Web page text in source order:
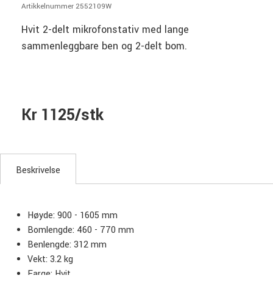
Artikkelnummer 2552109W
Hvit 2-delt mikrofonstativ med lange
sammenleggbare ben og 2-delt bom.
Kr 1125/stk
Beskrivelse
Høyde: 900 - 1605 mm
Bomlengde: 460 - 770 mm
Benlengde: 312 mm
Vekt: 3.2 kg
Farge: Hvit